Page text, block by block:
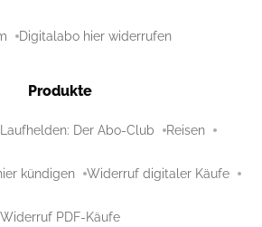
Digitalabo hier widerrufen
Produkte
Laufhelden: Der Abo-Club Reisen
kündigen Widerruf digitaler Käufe
Widerruf PDF-Käufe